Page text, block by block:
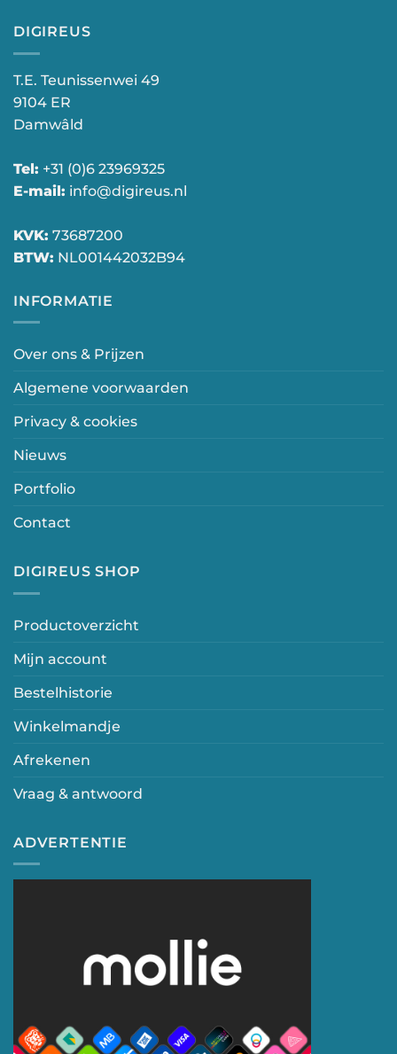
DIGIREUS
T.E. Teunissenwei 49
9104 ER
Damwâld
Tel: +31 (0)6 23969325
E-mail: info@digireus.nl
KVK: 73687200
BTW: NL001442032B94
INFORMATIE
Over ons & Prijzen
Algemene voorwaarden
Privacy & cookies
Nieuws
Portfolio
Contact
DIGIREUS SHOP
Productoverzicht
Mijn account
Bestelhistorie
Winkelmandje
Afrekenen
Vraag & antwoord
ADVERTENTIE